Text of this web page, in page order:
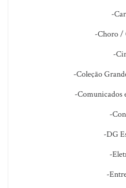
-
-Choro /
-
-Coleção
-Comunicados
-
-DG
-
-